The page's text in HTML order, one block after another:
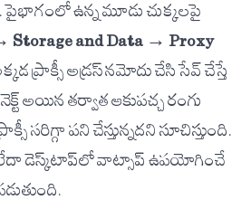
ఉన్న మూడు చుక్కలపై
Storage and Data → Proxy
ప్రాక్సీ అడ్రస్ నమోదు చేసి సేవ్ చేస్తే
అయిన తర్వాత ఆకుపచ్చ రంగు
సరిగ్గా పని చేస్తున్నదని సూచిస్తుంది.
డెస్క్‌టాప్‌లో వాట్సాప్ ఉపయోగించే